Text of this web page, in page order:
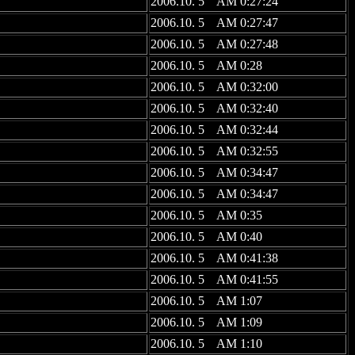
2006.10. 5 AM 0:27:47
2006.10. 5 AM 0:27:48
2006.10. 5 AM 0:28
2006.10. 5 AM 0:32:00
2006.10. 5 AM 0:32:40
2006.10. 5 AM 0:32:44
2006.10. 5 AM 0:32:55
2006.10. 5 AM 0:34:47
2006.10. 5 AM 0:34:47
2006.10. 5 AM 0:35
2006.10. 5 AM 0:40
2006.10. 5 AM 0:41:38
2006.10. 5 AM 0:41:55
2006.10. 5 AM 1:07
2006.10. 5 AM 1:09
2006.10. 5 AM 1:10